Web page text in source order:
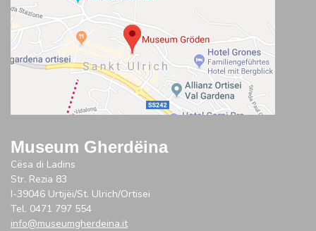
Museum Gherdëina
Cësa di Ladins
Str. Rezia 83
I-39046 Urtijëi/St. Ulrich/Ortisei
Tel. 0471 797 554
info@museumgherdeina.it